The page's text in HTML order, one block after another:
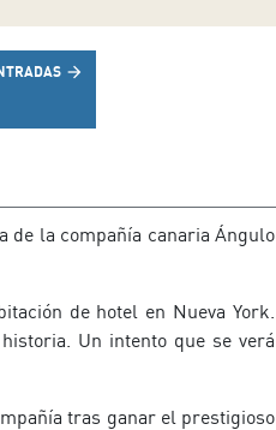
arrow_forward
de la compañía canaria Ángulo
de hotel en Nueva York.
Un intento que se verá
tras ganar el prestigioso